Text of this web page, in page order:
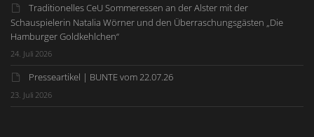
Traditionelles CeU Sommeressen an der Alster mit der
Schauspielerin Natalia Wörner und den Überraschungsgästen „Die
Hamburger Goldkehlchen“
24. Juli 2026
Presseartikel | BUNTE vom 22.07.26
23. Juli 2026